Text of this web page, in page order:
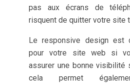
pas aux écrans de
risquent de quitter votre site
Le responsive design est
pour votre site web si
assurer une bonne visibilité
cela permet